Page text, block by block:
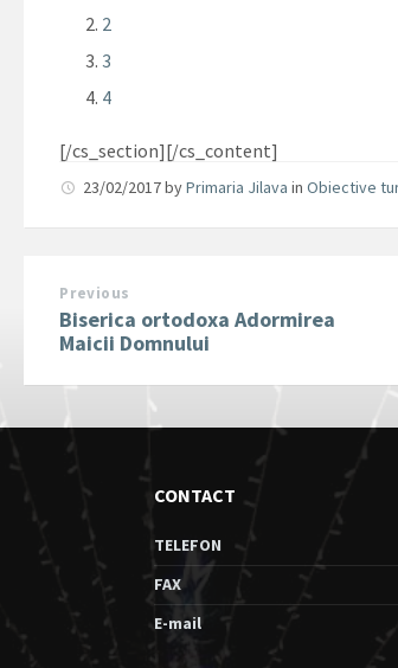
2
3
4
[/cs_section][/cs_content]
23/02/2017byPrimaria Jilava inObiective
Previous
Biserica ortodoxa Adormirea
Maicii Domnului
CONTACT
TELEFON
FAX
E-mail